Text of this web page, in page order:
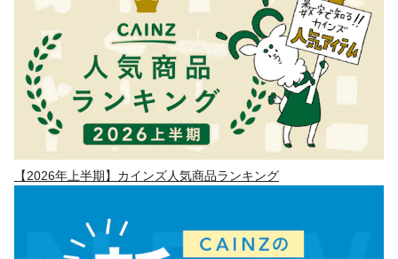
【2026年上半期】カインズ人気商品ランキング